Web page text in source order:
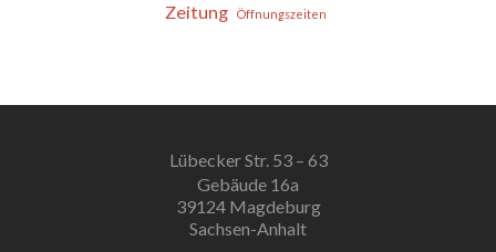
Zeitung
Öffnungszeiten
Lübecker Str. 53 – 63
Gebäude 16a
39124 Magdeburg
Sachsen-Anhalt